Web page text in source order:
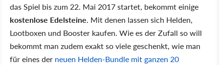
das Spiel bis zum 22. Mai 2017 startet, bekommt einige
kostenlose Edelsteine. Mit denen lassen sich Helden,
Lootboxen und Booster kaufen. Wie es der Zufall so will
bekommt man zudem exakt so viele geschenkt, wie man
für eines der neuen Helden-Bundle mit ganzen 20